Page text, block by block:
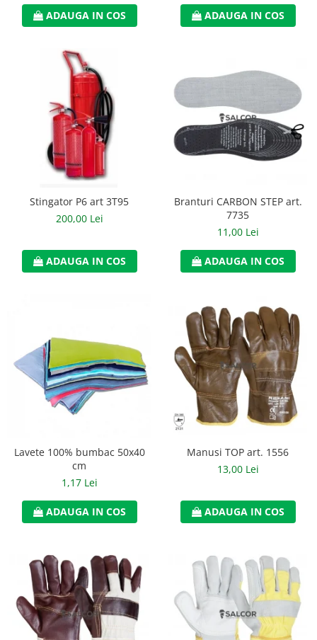
Accesorii
Incaltaminte alba de protectie
Incaltaminte ESD
Pantofi fara protectie
Protectie chimica
Manusi
Manusi fibre speciale
Manusi neopren
Manusi nitril
Manusi piele
Manusi PVC
Manusi tricot impregnat
Manusi zale
Outdoor
Incaltaminte Outdoor
Curatenie si igiena
Protectia capului
ADAUGA IN COS ADAUGA IN COS
Stingator P6 art 3T95
200,00 Lei
ADAUGA IN COS
Branturi CARBON STEP art.
7735
11,00 Lei
ADAUGA IN COS
Lavete 100% bumbac 50x40
cm
1,17 Lei
ADAUGA IN COS
Manusi TOP art. 1556
13,00 Lei
ADAUGA IN COS